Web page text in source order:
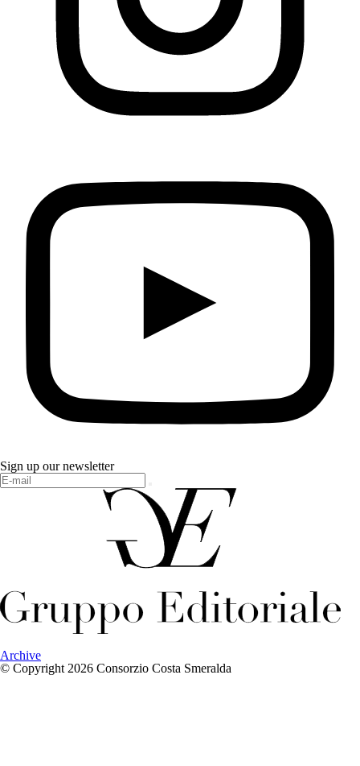
Sign up our newsletter
Archive
© Copyright 2026 Consorzio Costa Smeralda